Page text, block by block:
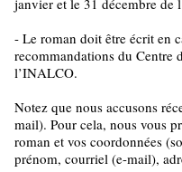
janvier et le 31 décembre de
- Le roman doit être écrit en
recommandations du Centre
l’INALCO.
Notez que nous accusons
mail). Pour cela, nous vous
roman et vos coordonnées
prénom, courriel (e-mail),